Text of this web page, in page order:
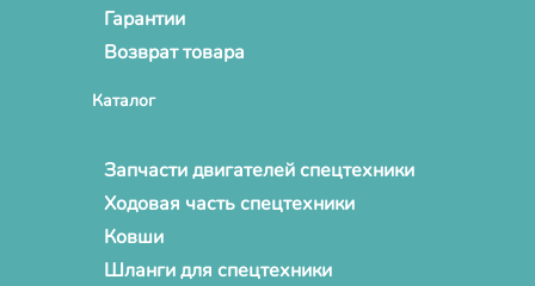
Гарантии
Возврат товара
Каталог
Запчасти двигателей спецтехники
Ходовая часть спецтехники
Ковши
Шланги для спецтехники